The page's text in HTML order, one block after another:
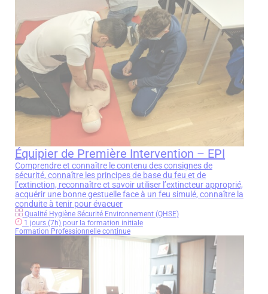
Équipier de Première Intervention – EPI
Comprendre et connaître le contenu des consignes de
sécurité, connaître les principes de base du feu et de
l’extinction, reconnaître et savoir utiliser l’extincteur approprié,
acquérir une bonne gestuelle face à un feu simulé, connaître la
conduite à tenir pour évacuer
Qualité Hygiène Sécurité Environnement (QHSE)
1 jours (7h) pour la formation initiale
Formation Professionnelle continue